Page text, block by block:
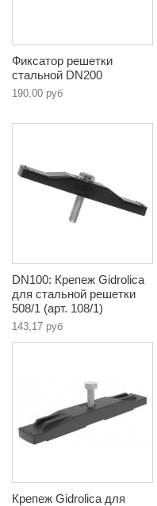
Фиксатор решетки
стальной DN200
190,00 руб
DN100: Крепеж Gidrolica
для стальной решетки
508/1 (арт. 108/1)
143,17 руб
Крепеж Gidrolica для